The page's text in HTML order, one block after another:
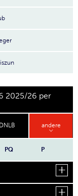
2025/26 per
DNLB andere
PQ P